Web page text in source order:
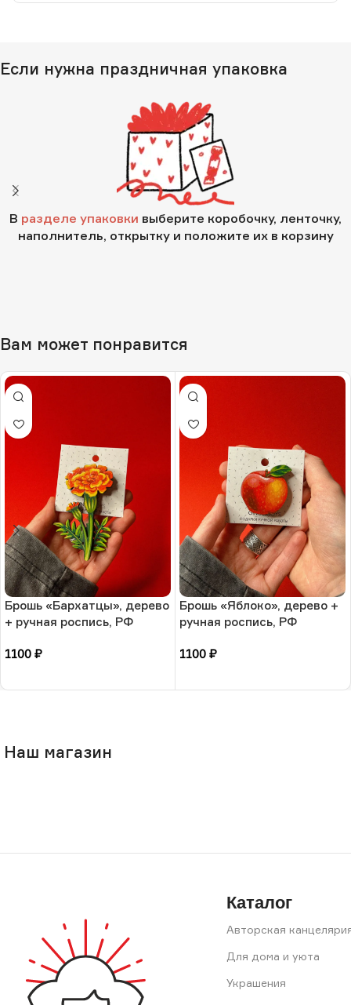
Если нужна праздничная упаковка
В разделе упаковки выберите коробочку, ленточку,
наполнитель, открытку и положите их в корзину
Вам может понравится
Брошь «Бархатцы», дерево
+ ручная роспись, РФ
1100 ₽
Брошь «Яблоко», дерево +
ручная роспись, РФ
1100 ₽
Наш магазин
Каталог
Авторская
Для дома и уюта
Украшения